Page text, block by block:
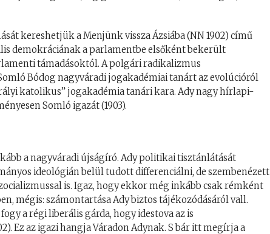
kereshetjük a Menjünk vissza Ázsiába (NN 1902) című
demokráciának a parlamentbe elsőként bekerült
támadásoktól. A polgári radikalizmus
Bódog nagyváradi jogakadémiai tanárt az evolúcióról
katolikus” jogakadémia tanári kara. Ady nagy hírlapi-
Somló igazát (1903).
a nagyváradi újságíró. Ady politikai tisztánlátását
ideológián belül tudott differenciálni, de szembenézett
is. Igaz, hogy ekkor még inkább csak rémként
mégis: számontartása Ady biztos tájékozódásáról vall.
a régi liberális gárda, hogy idestova az is
Ez az igazi hangja Váradon Adynak. S bár itt megírja a